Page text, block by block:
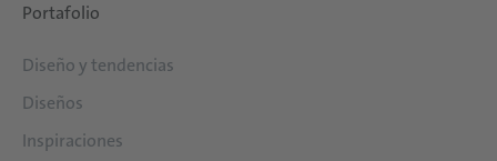
Portafolio
Diseño y tendencias
Diseños
Inspiraciones